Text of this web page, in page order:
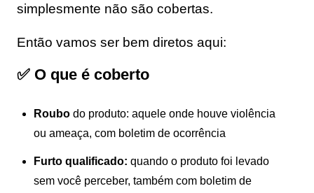
simplesmente não são cobertas.
Então vamos ser bem diretos aqui:
✅ O que é coberto
Roubo do produto: aquele onde houve violência
ou ameaça, com boletim de ocorrência
Furto qualificado: quando o produto foi levado
sem você perceber, também com boletim de